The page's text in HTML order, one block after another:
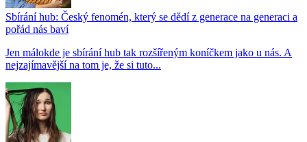
Sbírání hub: Český fenomén, který se dědí z generace na generaci a
pořád nás baví
Jen málokde je sbírání hub tak rozšířeným koníčkem jako u nás. A
nejzajímavější na tom je, že si tuto...